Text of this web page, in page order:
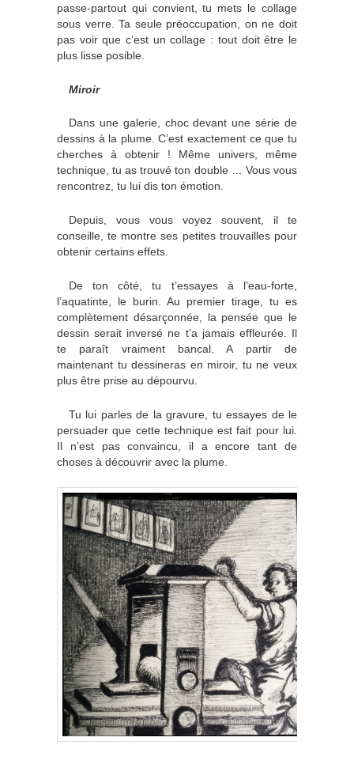
passe-partout qui convient, tu mets le collage
sous verre. Ta seule préoccupation, on ne doit
pas voir que c’est un collage : tout doit être le
plus lisse posible.
Miroir
Dans une galerie, choc devant une série de
dessins à la plume. C’est exactement ce que tu
cherches à obtenir ! Même univers, même
technique, tu as trouvé ton double … Vous vous
rencontrez, tu lui dis ton émotion.
Depuis, vous vous voyez souvent, il te
conseille, te montre ses petites trouvailles pour
obtenir certains effets.
De ton côté, tu t’essayes à l’eau-forte,
l’aquatinte, le burin. Au premier tirage, tu es
complètement désarçonnée, la pensée que le
dessin serait inversé ne t’a jamais effleurée. Il
te paraît vraiment bancal. A partir de
maintenant tu dessineras en miroir, tu ne veux
plus être prise au dépourvu.
Tu lui parles de la gravure, tu essayes de le
persuader que cette technique est fait pour lui.
Il n’est pas convaincu, il a encore tant de
choses à découvrir avec la plume.